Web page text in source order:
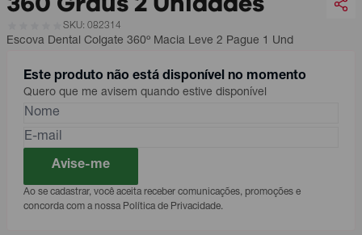
SKU: 082314
Escova Dental Colgate 360º Macia Leve 2 Pague 1 Und
Este produto não está disponível no momento
Quero que me avisem quando estive disponível
Avise-me
Ao se cadastrar, você aceita receber comunicações, promoções e
concorda com a nossa Política de Privacidade.